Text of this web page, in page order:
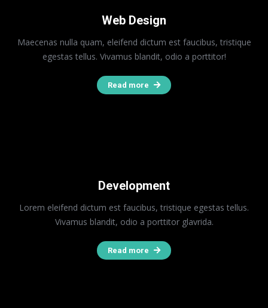
Web Design
Maecenas nulla quam, eleifend dictum est faucibus, tristique
egestas tellus. Vivamus blandit, odio a porttitor!
Read more
Development
Lorem eleifend dictum est faucibus, tristique egestas tellus.
Vivamus blandit, odio a porttitor glavrida.
Read more